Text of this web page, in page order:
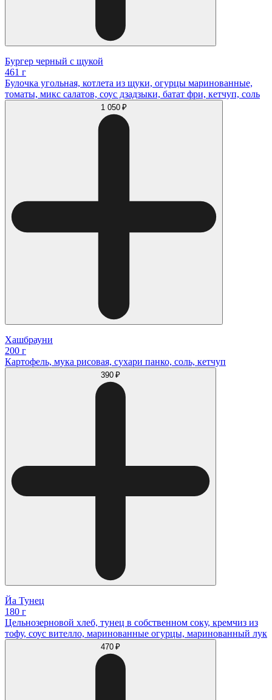
Бургер черный с щукой
461 г
Булочка угольная, котлета из щуки, огурцы маринованные,
томаты, микс салатов, соус дзадзыки, батат фри, кетчуп, соль
1 050 ₽
Хашбрауни
200 г
Картофель, мука рисовая, сухари панко, соль, кетчуп
390 ₽
Йа Тунец
180 г
Цельнозерновой хлеб, тунец в собственном соку, кремчиз из
тофу, соус вителло, маринованные огурцы, маринованный лук
470 ₽